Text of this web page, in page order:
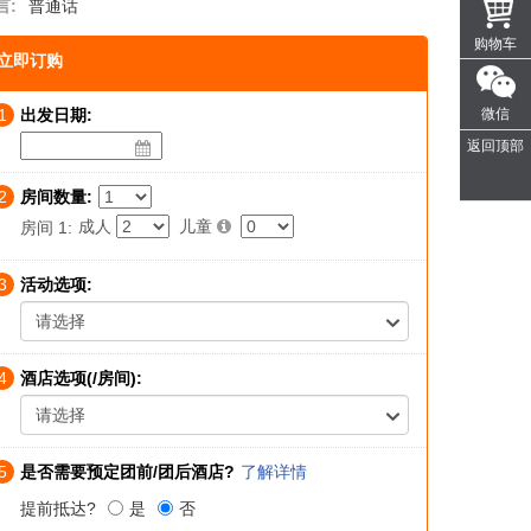
: 普通话
即订购
出发日期:
房间数量:
房间 1: 成人 儿童
活动选项:
请选择
酒店选项(/房间):
请选择
是否需要预定团前/团后酒店? 了解详情
提前抵达?
是 否
购物车
微信
返回顶部